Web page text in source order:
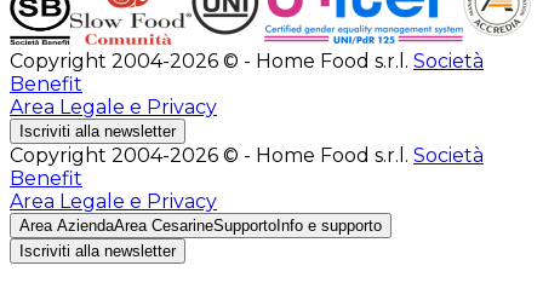
Copyright 2004-2026 © - Home Food s.r.l. Società
Benefit
Area Legale e Privacy
Iscriviti alla newsletter
Copyright 2004-2026 © - Home Food s.r.l. Società
Benefit
Area Legale e Privacy
Area AziendaArea CesarineSupporto Info e supporto
Iscriviti alla newsletter